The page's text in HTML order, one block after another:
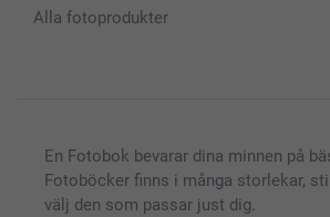
Alla fotoprodukter
En Fotobok bevarar dina minnen på
Fotoböcker finns i många storlekar,
välj den som passar just dig.